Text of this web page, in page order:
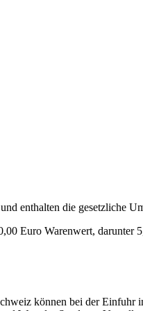
enthalten die gesetzliche
Euro Warenwert, darunter
können bei der Einfuhr